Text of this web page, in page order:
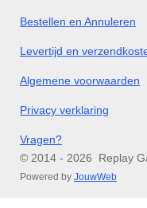
Bestellen en Annuleren
Levertijd en
Algemene voorwaarden
Privacy verklaring
Vragen?
© 2014 - 2026 Replay
Powered by JouwWeb